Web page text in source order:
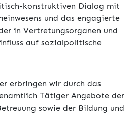
konstruktiven Dialog mit
und das engagierte
in Vertretungsorganen und
auf sozialpolitische
erbringen wir durch das
Tätiger Angebote der
sowie der Bildung und